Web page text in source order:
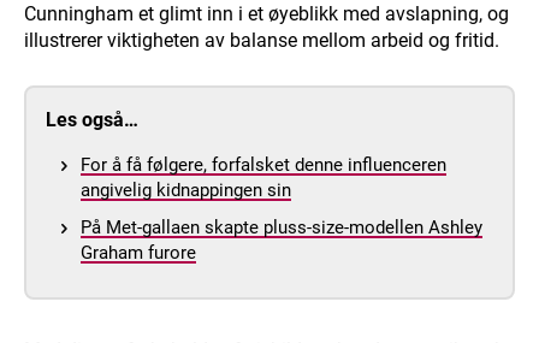
Cunningham et glimt inn i et øyeblikk med avslapning, og
illustrerer viktigheten av balanse mellom arbeid og fritid.
Les også…
For å få følgere, forfalsket denne influenceren
angivelig kidnappingen sin
På Met-gallaen skapte pluss-size-modellen Ashley
Graham furore